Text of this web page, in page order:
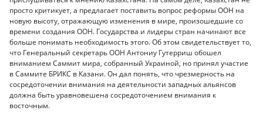
просто критикует, а предлагает поставить вопрос реформы ООН на
новую высоту, отражающую изменения в мире, произошедшие со
времени создания ООН. Государства и лидеры стран начинают все
больше понимать необходимость этого. Об этом свидетельствует то,
что Генеральный секретарь ООН Антониу Гутерриш обошел
вниманием Саммит мира, собранный Украиной, но принял участие
в Саммите БРИКС в Казани. Он дал понять, что чрезмерность на
сосредоточении внимания на деятельности западных альянсов
должна быть уравновешена сосредоточением внимания к
восточным.